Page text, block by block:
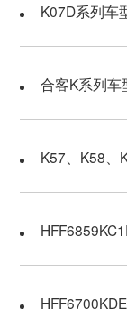
K07D系列车
合客K系列车
K57、K58、